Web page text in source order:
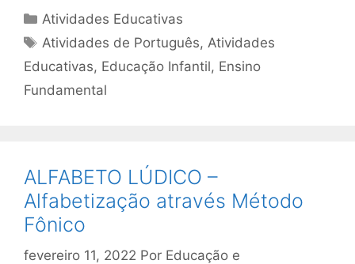
Categorias
Atividades Educativas
Tags
Atividades de Português,Atividades
Educativas, Educação Infantil, Ensino
Fundamental
ALFABETO LÚDICO –
Alfabetização através Método
Fônico
fevereiro 11, 2022 Por Educação e